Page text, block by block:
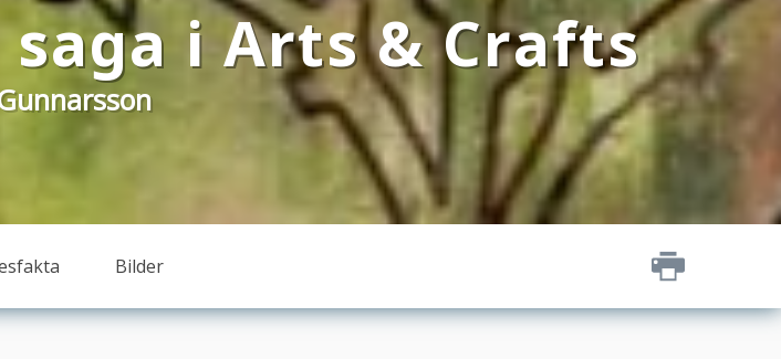
i Arts & Crafts
Bilder